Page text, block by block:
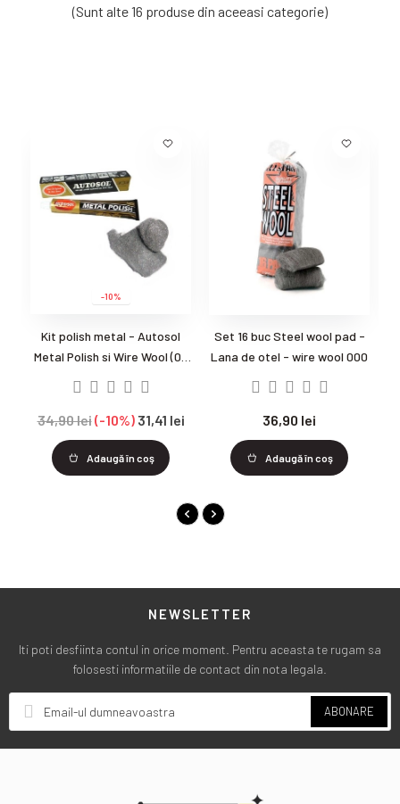
(Sunt alte 16 produse din aceeasi categorie)
-10%
Kit polish metal - Autosol
Metal Polish si Wire Wool (00
34,90 lei -10% 31,41 lei
Adaugă în coş
Set 16 buc Steel wool pad -
Lana de otel - wire wool 000
36,90 lei
Adaugă în coş
NEWSLETTER
Iti poti desfiinta contul in orice moment. Pentru aceasta te rugam sa
folosesti informatiile de contact din nota legala.
ABONARE